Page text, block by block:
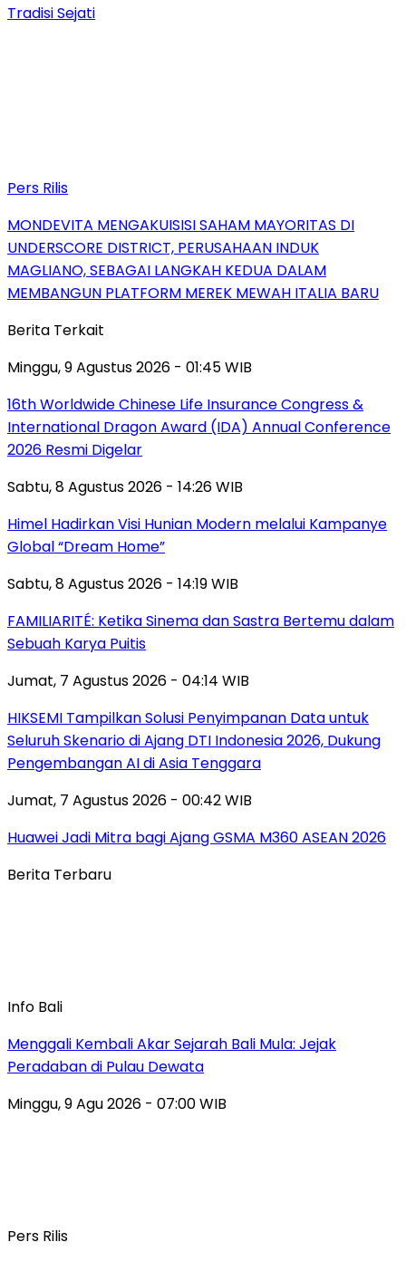
Tradisi Sejati
Pers Rilis
MONDEVITA MENGAKUISISI SAHAM MAYORITAS DI
UNDERSCORE DISTRICT, PERUSAHAAN INDUK
MAGLIANO, SEBAGAI LANGKAH KEDUA DALAM
MEMBANGUN PLATFORM MEREK MEWAH ITALIA BARU
Berita Terkait
Minggu, 9 Agustus 2026 - 01:45 WIB
16th Worldwide Chinese Life Insurance Congress &
International Dragon Award (IDA) Annual Conference
2026 Resmi Digelar
Sabtu, 8 Agustus 2026 - 14:26 WIB
Himel Hadirkan Visi Hunian Modern melalui Kampanye
Global “Dream Home”
Sabtu, 8 Agustus 2026 - 14:19 WIB
FAMILIARITÉ: Ketika Sinema dan Sastra Bertemu dalam
Sebuah Karya Puitis
Jumat, 7 Agustus 2026 - 04:14 WIB
HIKSEMI Tampilkan Solusi Penyimpanan Data untuk
Seluruh Skenario di Ajang DTI Indonesia 2026, Dukung
Pengembangan AI di Asia Tenggara
Jumat, 7 Agustus 2026 - 00:42 WIB
Huawei Jadi Mitra bagi Ajang GSMA M360 ASEAN 2026
Berita Terbaru
Info Bali
Menggali Kembali Akar Sejarah Bali Mula: Jejak
Peradaban di Pulau Dewata
Minggu, 9 Agu 2026 - 07:00 WIB
Pers Rilis